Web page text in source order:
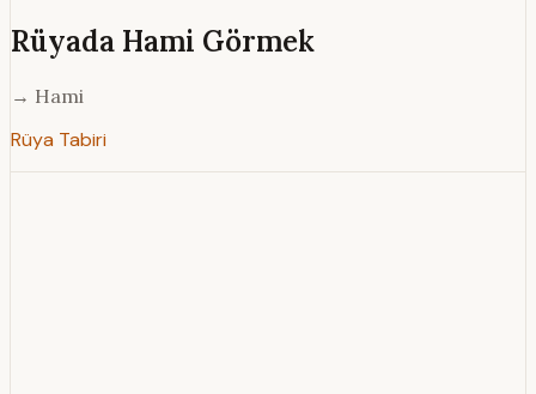
Rüyada Hami Görmek
→ Hami
Rüya Tabiri